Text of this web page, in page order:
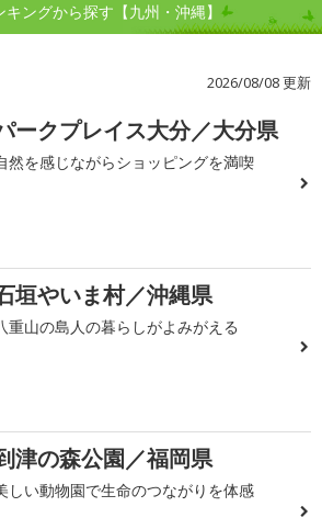
ングから探す【九州・沖縄】
2026/08/08 更新
ークプレイス大分／大分県
然を感じながらショッピングを満喫
垣やいま村／沖縄県
重山の島人の暮らしがよみがえる
津の森公園／福岡県
しい動物園で生命のつながりを体感